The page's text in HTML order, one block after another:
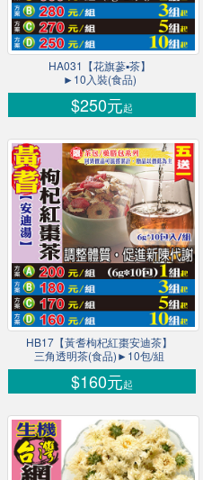
HA031【花旗蔘▪茶】
►10入裝(食品)
$250元起
HB17【黃耆枸杞紅棗安迪茶】
三角透明茶(食品)►10包/組
$160元起